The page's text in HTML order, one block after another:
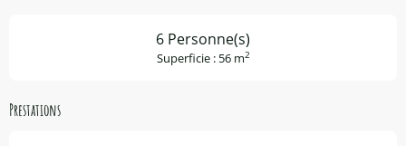
6 Personne(s)
Superficie : 56 m2
Prestations